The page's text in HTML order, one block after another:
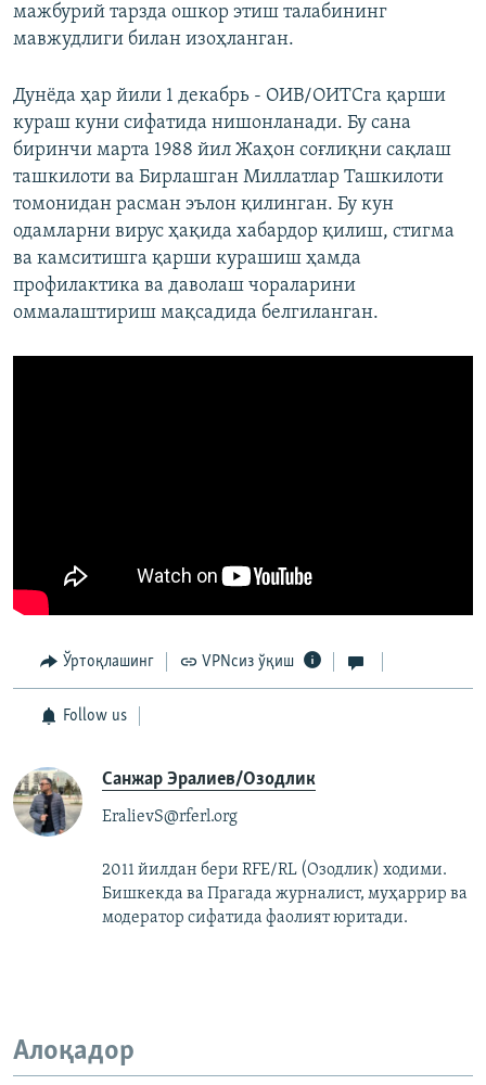
мажбурий тарзда ошкор этиш талабининг
мавжудлиги билан изоҳланган.
Дунёда ҳар йили 1 декабрь - ОИВ/ОИТСга қарши
кураш куни сифатида нишонланади. Бу сана
биринчи марта 1988 йил Жаҳон соғлиқни сақлаш
ташкилоти ва Бирлашган Миллатлар Ташкилоти
томонидан расман эълон қилинган. Бу кун
одамларни вирус ҳақида хабардор қилиш, стигма
ва камситишга қарши курашиш ҳамда
профилактика ва даволаш чораларини
оммалаштириш мақсадида белгиланган.
Ўртоқлашинг VPNсиз ўқиш
Follow us
Санжар Эралиев/Озодлик
EralievS@rferl.org
2011 йилдан бери RFE/RL (Озодлик) ходими.
Бишкекда ва Прагада журналист, муҳаррир ва
модератор сифатида фаолият юритади.
Алоқадор